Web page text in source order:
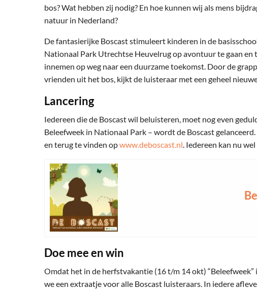
bos? Wat hebben zij nodig? En hoe kunnen wij als mens
natuur in Nederland?
De fantasierijke Boscast stimuleert kinderen in de
Nationaal Park Utrechtse Heuvelrug op avontuur te gaan
innemen op weg naar een duurzame toekomst. Door de
vrienden uit het bos, kijkt de luisteraar met een geheel
Lancering
Iedereen die de Boscast wil beluisteren, moet nog even
Beleefweek in Nationaal Park – wordt de Boscast
en terug te vinden opwww.deboscast.nl. Iedereen kan nu
Doe mee en win
Omdat het in de herfstvakantie (16 t/m 14 okt)
we een extraatje voor alle Boscast luisteraars. In iedere